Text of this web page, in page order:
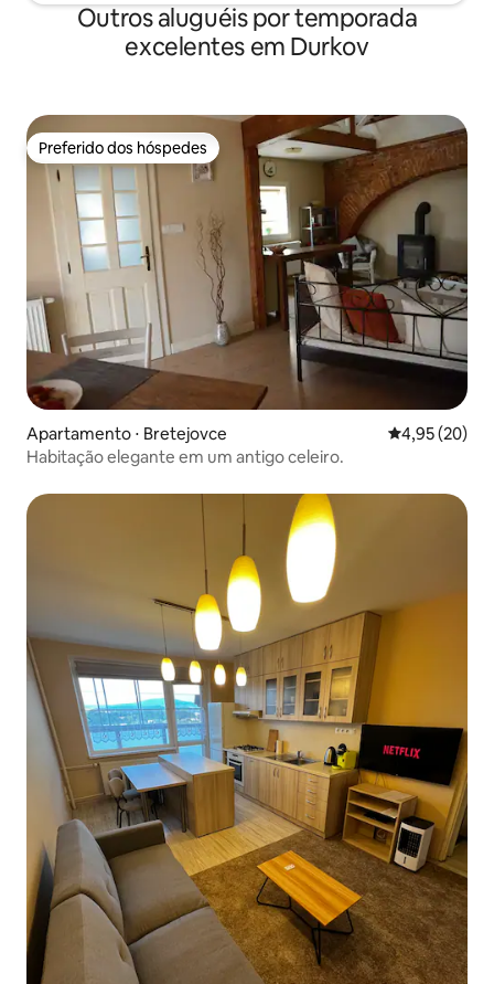
Outros aluguéis por temporada
excelentes em Durkov
Preferido dos hóspedes
Preferido dos hóspedes
Apartamento ⋅ Bretejovce 4,95 de uma
4,95 (20)
Habitação elegante em um antigo celeiro.